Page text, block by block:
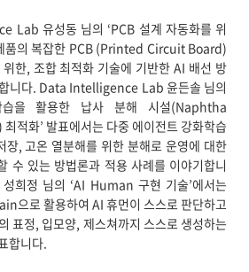
Lab 유성동 님의 ‘PCB 설계 자동화를 위
품의 복잡한 PCB (Printed Circuit Board)
한, 조합 최적화 기술에 기반한 AI 배선 방
니다. Data Intelligence Lab 윤든솔 님의
습을 활용한 납사 분해 시설(Naphtha
적화’ 발표에서는 다중 에이전트 강화학습
장, 고온 열분해를 위한 분해로 운영에 대한
수 있는 방법론과 적용 사례를 이야기합니
희정 님의 ‘AI Human 구현 기술’에서는
으로 활용하여 AI 휴먼이 스스로 판단하고
표정, 입모양, 제스쳐까지 스스로 생성하는
합니다.